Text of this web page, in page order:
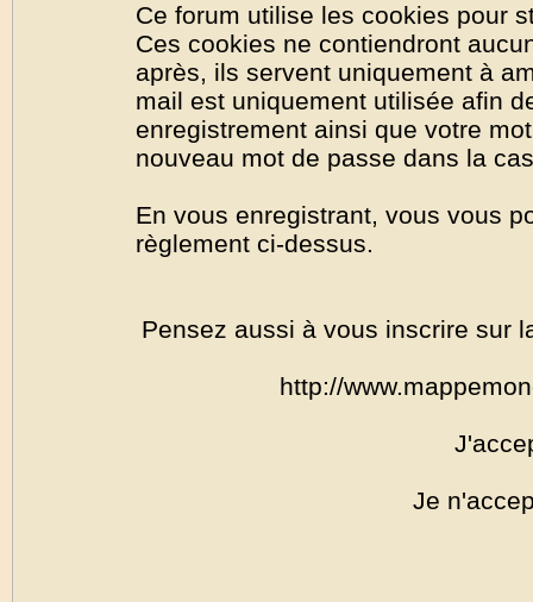
Ce forum utilise les cookies pour
Ces cookies ne contiendront
après, ils servent uniquement à
mail est uniquement utilisée afin
enregistrement ainsi que votre
nouveau mot de passe dans la
En vous enregistrant, vous vous
règlement ci-dessus.
Pensez aussi à vous inscrire sur
http://
Je